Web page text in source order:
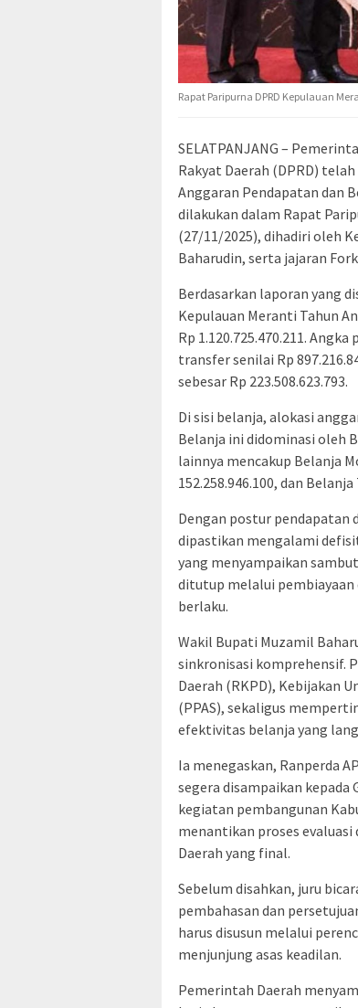
Rapat Paripurna DPRD Kepulauan
SELATPANJANG –
Rakyat Daerah (DPRD)
Anggaran Pendapatan dan
dilakukan dalam Rapat
(27/11/2025), dihadiri oleh
Baharudin, serta jajaran
Berdasarkan laporan yang
Kepulauan Meranti Tahun
Rp 1.120.725.470.211.
transfer senilai Rp
sebesar Rp 223.508.623.793.
Di sisi belanja, alokasi
Belanja ini didominasi oleh
lainnya mencakup Belanja
152.258.946.100, dan
Dengan postur pendapatan
dipastikan mengalami
yang menyampaikan
ditutup melalui pembiayaan
berlaku.
Wakil Bupati Muzamil
sinkronisasi komprehensif.
Daerah (RKPD), Kebijakan
(PPAS), sekaligus
efektivitas belanja yang
Ia menegaskan, Ranperda
segera disampaikan kepada
kegiatan pembangunan
menantikan proses
Daerah yang final.
Sebelum disahkan, juru
pembahasan dan
harus disusun melalui
menjunjung asas keadilan.
Pemerintah Daerah